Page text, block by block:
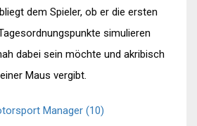
dem Spieler, ob er die ersten
simulieren
dabei sein möchte und akribisch
Maus vergibt.